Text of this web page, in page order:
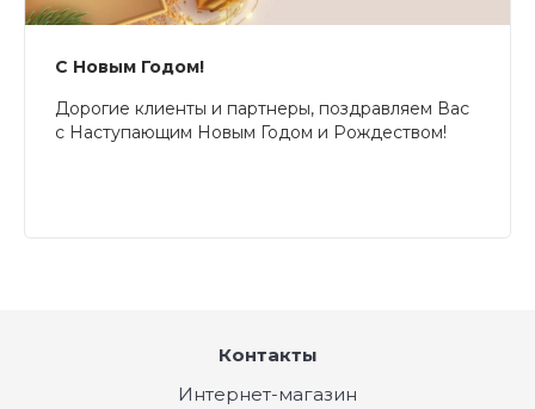
С Новым Годом!
Дорогие клиенты и партнеры, поздравляем Вас
с Наступающим Новым Годом и Рождеством!
Контакты
Интернет-магазин